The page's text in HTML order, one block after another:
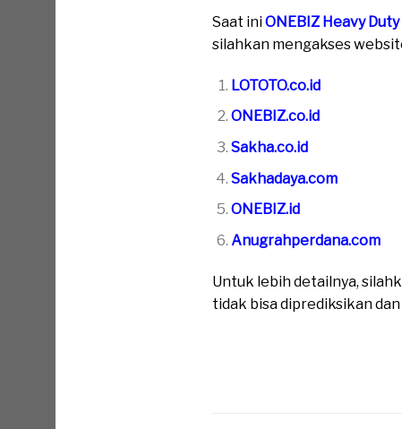
Saat iniONEBIZ Heavy
silahkan mengakses
LOTOTO.co.id
ONEBIZ.co.id
Sakha.co.id
Sakhadaya.com
ONEBIZ.id
Anugrahperdana.com
Untuk lebih detailnya,
tidak bisa diprediksikan